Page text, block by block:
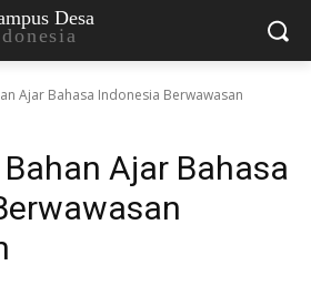
Desa
Ajar Bahasa Indonesia Berwawasan
Ajar Bahasa